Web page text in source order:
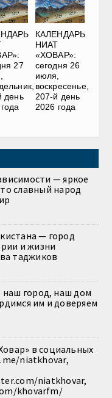
27
день
КАЛЕНДАРЬ
НИАТ
«ХОВАР»:
сегодня 26
июля,
воскресенье,
207-й день
2026 года
— яркое
славный народ
— город
и жизни
таджиков
наш город, наш дом
им и доверяем
в социальных
niatkhovar,
niatkhovar,
khovarfm/